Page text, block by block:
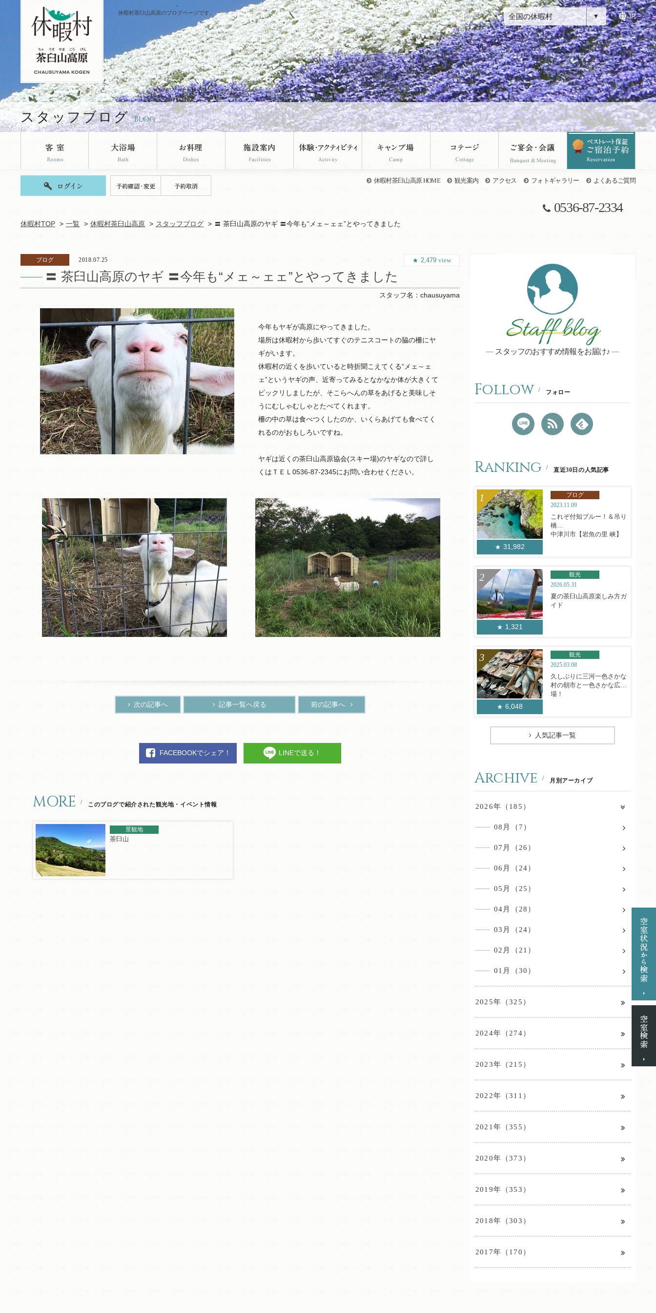
休暇村茶臼山高原のブログページです。 全国の休暇村 JP
スタッフブログ BLOG
休暇村茶臼山高原 HOME 観光案内 アクセス フォトギャラリー よくあるご質問
0536-87-2334
休暇村TOP 一覧 休暇村茶臼山高原 スタッフブログ 〓 茶臼山高原のヤギ 〓今年も“メェ～ェェ”とやってきました
ブログ 2018.07.25
〓 茶臼山高原のヤギ 〓今年も“メェ～ェェ”とやってきました
2,479 view
スタッフ名： chausuyama
今年もヤギが高原にやってきました。
場所は休暇村から歩いてすぐのテニスコートの脇の柵にヤ
ギがいます。
休暇村の近くを歩いていると時折聞こえてくる“メェ～ェ
ェ”というヤギの声、近寄ってみるとなかなか体が大きくて
ビックリしましたが、そこらへんの草をあげると美味しそ
うにむしゃむしゃとたべてくれます。
柵の中の草は食べつくしたのか、いくらあげても食べてく
れるのがおもしろいですね。
ヤギは近くの茶臼山高原協会(スキー場)のヤギなので詳し
くはＴＥＬ0536-87-2345にお問い合わせください。
次の記事へ 記事一覧へ戻る 前の記事へ
FACEBOOKでシェア！ LINEで送る！
MORE このブログで紹介された観光地・イベント情報
景観地
茶臼山
Staff blog
スタッフのおすすめ情報をお届け♪
Follow フォロー
Ranking 直近30日の人気記事
31,982
ブログ
2023.11.09
これぞ付知ブルー！＆吊り
橋
中津川市【岩魚の里 峡】
1,321
観光
2026.05.31
夏の茶臼山高原楽しみ方ガ
イド
6,048
観光
2025.03.08
久しぶりに三河一色さかな
村の朝市と一色さかな広
場！
人気記事一覧
Archive 月別アーカイブ
2026年（185）
08月（7）
07月（26）
06月（24）
05月（25）
04月（28）
03月（24）
02月（21）
01月（30）
2025年（325）
2024年（274）
2023年（215）
2022年（311）
2021年（355）
2020年（373）
2019年（353）
2018年（303）
2017年（170）